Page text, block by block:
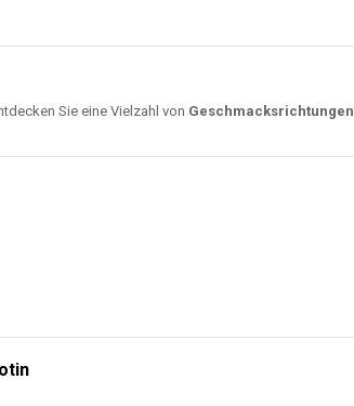
Sie eine Vielzahl von Geschmacksrichtungen